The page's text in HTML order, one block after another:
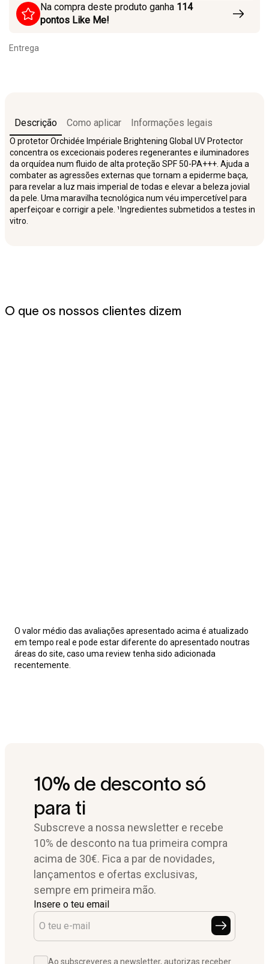
Na compra deste produto ganha 114
pontos Like Me!
Entrega
Descrição Como aplicar Informações legais
O protetor Orchidée Impériale Brightening Global UV Protector
concentra os excecionais poderes regenerantes e iluminadores
da orquídea num fluido de alta proteção SPF 50-PA+++. Ajuda a
combater as agressões externas que tornam a epiderme baça,
para revelar a luz mais imperial de todas e elevar a beleza jovial
da pele. Uma maravilha tecnológica num véu impercetível para
aperfeiçoar e corrigir a pele. ¹Ingredientes submetidos a testes in
vitro.
O que os nossos clientes dizem
O valor médio das avaliações apresentado acima é atualizado
em tempo real e pode estar diferente do apresentado noutras
áreas do site, caso uma review tenha sido adicionada
recentemente.
10% de desconto só
para ti
Subscreve a nossa newsletter e recebe
10% de desconto na tua primeira compra
acima de 30€. Fica a par de novidades,
lançamentos e ofertas exclusivas,
sempre em primeira mão.
Insere o teu email
Ao subscreveres a newsletter, autorizas receber